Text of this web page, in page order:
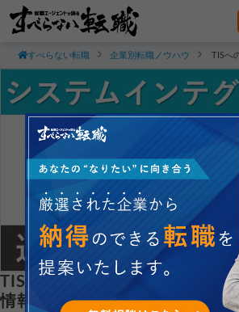
すべらない転職 企業別転職ノウハウ TISへ
TISへの転職方法！中途採用の
情報を解説！